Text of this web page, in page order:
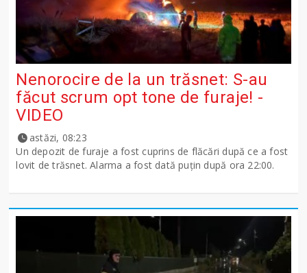
Nenorocire de la un trăsnet: S-au
făcut scrum opt tone de furaje! -
VIDEO
astăzi, 08:23
Un depozit de furaje a fost cuprins de flăcări după ce a fost
lovit de trăsnet. Alarma a fost dată puțin după ora 22:00.